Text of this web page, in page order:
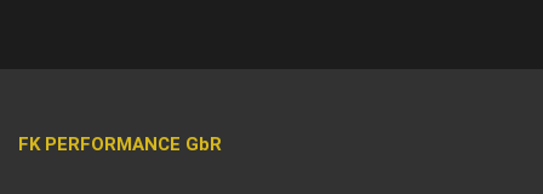
FK PERFORMANCE GbR